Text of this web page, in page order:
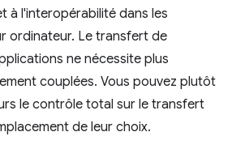
à l'interopérabilité dans les
ordinateur. Le transfert de
ne nécessite plus
couplées. Vous pouvez plutôt
le contrôle total sur le transfert
de leur choix.